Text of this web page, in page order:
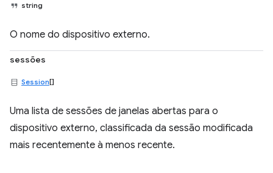
string
O nome do dispositivo externo.
sessões
Session[]
Uma lista de sessões de janelas abertas para o
dispositivo externo, classificada da sessão modificada
mais recentemente à menos recente.